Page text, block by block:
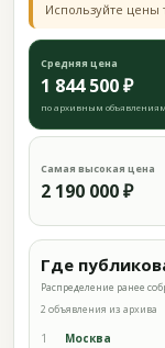
Используйте цены
Средняя цена
1 844 500 ₽
по архивным
Самая высокая цена
2 190 000 ₽
Где
Распределение ранее
2 объявления из архива
1 Москва